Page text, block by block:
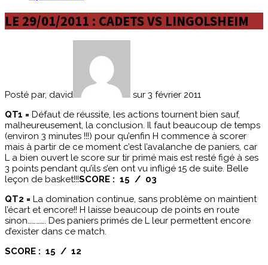
LE 29/01/2011 : CADETS VS LINGOLSHEIM
Posté par, david
sur 3 février 2011
QT1 = Défaut de réussite, les actions tournent bien sauf,
malheureusement, la conclusion. Il faut beaucoup de temps
(environ 3 minutes !!!) pour qu’enfin H commence à scorer
mais à partir de ce moment c’est l’avalanche de paniers, car
L a bien ouvert le score sur tir primé mais est resté figé à ses
3 points pendant qu’ils s’en ont vu infligé 15 de suite. Belle
leçon de basket!!!SCORE : 15 / 03
QT2 = La domination continue, sans problème on maintient
l’écart et encore!! H laisse beaucoup de points en route
sinon…………. Des paniers primés de L leur permettent encore
d’exister dans ce match.
SCORE : 15 / 12